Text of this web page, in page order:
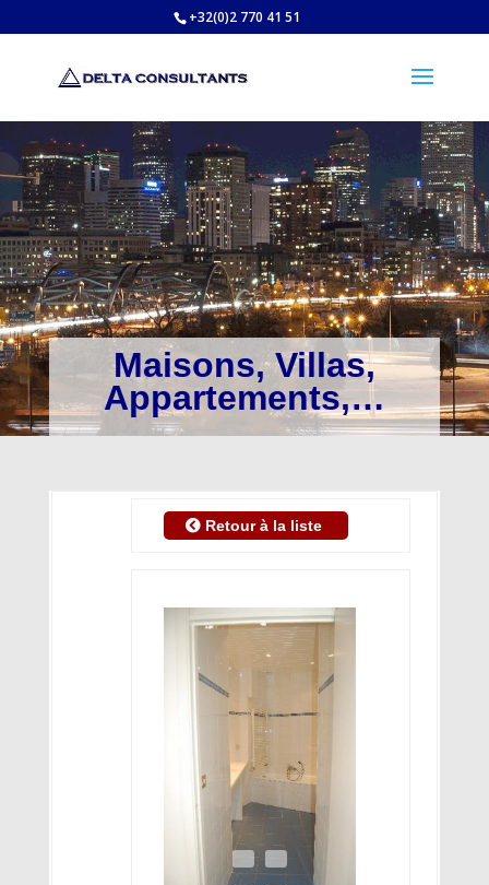
+32(0)2 770 41 51
Maisons, Villas,
Appartements,…
Retour à la liste